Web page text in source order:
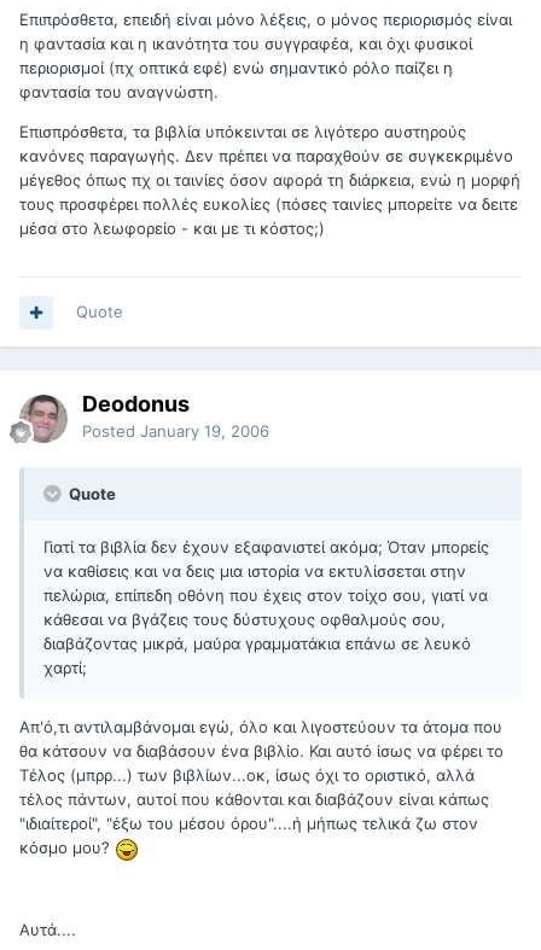
Επιπρόσθετα, επειδή είναι μόνο λέξεις, ο μόνος περιορισμός είναι
η φαντασία και η ικανότητα του συγγραφέα, και όχι φυσικοί
περιορισμοί (πχ οπτικά εφέ) ενώ σημαντικό ρόλο παίζει η
φαντασία του αναγνώστη.
Επισπρόσθετα, τα βιβλία υπόκεινται σε λιγότερο αυστηρούς
κανόνες παραγωγής. Δεν πρέπει να παραχθούν σε συγκεκριμένο
μέγεθος όπως πχ οι ταινίες όσον αφορά τη διάρκεια, ενώ η μορφή
τους προσφέρει πολλές ευκολίες (πόσες ταινίες μπορείτε να δειτε
μέσα στο λεωφορείο - και με τι κόστος;)
Quote
Deodonus
Posted January 19, 2006
Quote
Γιατί τα βιβλία δεν έχουν εξαφανιστεί ακόμα; Όταν μπορείς
να καθίσεις και να δεις μια ιστορία να εκτυλίσσεται στην
πελώρια, επίπεδη οθόνη που έχεις στον τοίχο σου, γιατί να
κάθεσαι να βγάζεις τους δύστυχους οφθαλμούς σου,
διαβάζοντας μικρά, μαύρα γραμματάκια επάνω σε λευκό
χαρτί;
Απ'ό,τι αντιλαμβάνομαι εγώ, όλο και λιγοστεύουν τα άτομα που
θα κάτσουν να διαβάσουν ένα βιβλίο. Και αυτό ίσως να φέρει το
Τέλος (μπρρ...) των βιβλίων...οκ, ίσως όχι το οριστικό, αλλά
τέλος πάντων, αυτοί που κάθονται και διαβάζουν είναι κάπως
"ιδιαίτεροί", "έξω του μέσου όρου"....ή μήπως τελικά ζω στον
κόσμο μου?
Αυτά....